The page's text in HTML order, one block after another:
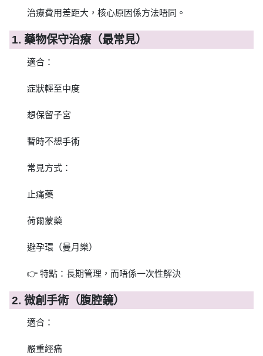
治療費用差距大，核心原因係方法唔同。
1. 藥物保守治療（最常見）
適合：
症狀輕至中度
想保留子宮
暫時不想手術
常見方式：
止痛藥
荷爾蒙藥
避孕環（曼月樂）
👉 特點：長期管理，而唔係一次性解決
2. 微創手術（腹腔鏡）
適合：
嚴重經痛